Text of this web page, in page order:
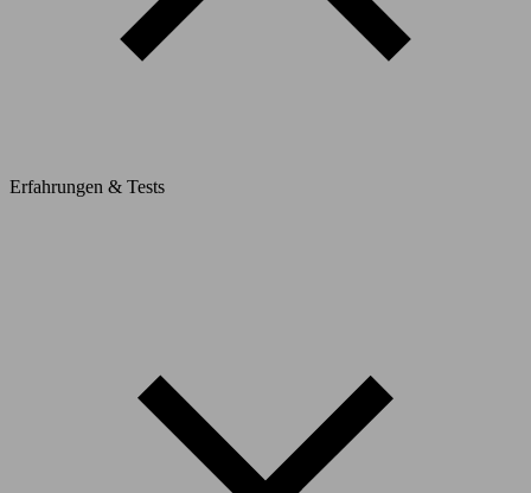
Erfahrungen & Tests